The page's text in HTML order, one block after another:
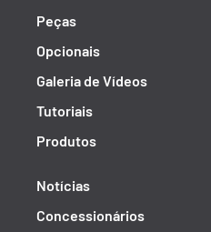
Peças
Opcionais
Galeria de Vídeos
Tutoriais
Produtos
Notícias
Concessionários